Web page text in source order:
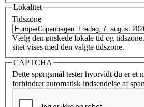
Det var bare det - velkommen!
Når du sætter kryds i feltetJeg
derefter klikker på Opret konto , bliver
Herefter vil vi godkende (eller afvise)
dig en rolle på hjemmesiden.
Jeg accepterer betingelserne*
Lokalitet
Tidszone
Vælg den ønskede lokale tid og
sitet vises med den valgte tidszone.
CAPTCHA
Dette spørgsmål tester hvorvidt du er et
forhindrer automatisk indsendelse af